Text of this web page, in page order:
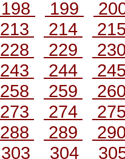
198
199
213
214
228
229
243
244
258
259
273
274
288
289
303
304